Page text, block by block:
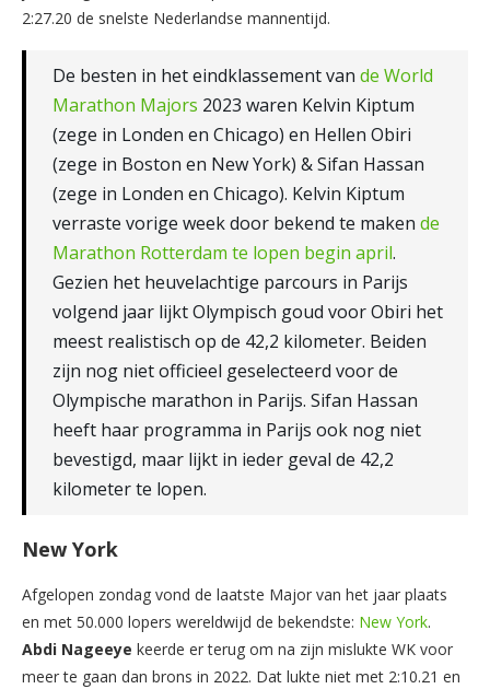
2:27.20 de snelste Nederlandse mannentijd.
De besten in het eindklassement van de World
Marathon Majors 2023 waren Kelvin Kiptum
(zege in Londen en Chicago) en Hellen Obiri
(zege in Boston en New York) & Sifan Hassan
(zege in Londen en Chicago). Kelvin Kiptum
verraste vorige week door bekend te maken de
Marathon Rotterdam te lopen begin april.
Gezien het heuvelachtige parcours in Parijs
volgend jaar lijkt Olympisch goud voor Obiri het
meest realistisch op de 42,2 kilometer. Beiden
zijn nog niet officieel geselecteerd voor de
Olympische marathon in Parijs. Sifan Hassan
heeft haar programma in Parijs ook nog niet
bevestigd, maar lijkt in ieder geval de 42,2
kilometer te lopen.
New York
Afgelopen zondag vond de laatste Major van het jaar plaats
en met 50.000 lopers wereldwijd de bekendste: New York.
Abdi Nageeye keerde er terug om na zijn mislukte WK voor
meer te gaan dan brons in 2022. Dat lukte niet met 2:10.21 en